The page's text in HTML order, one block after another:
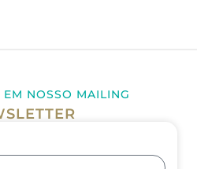
EM NOSSO MAILING